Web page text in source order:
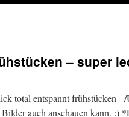
– super
total entspannt frühstücken
auch anschauen kann. :)